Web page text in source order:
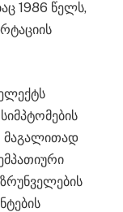
1986 წელს,
მაგალითად